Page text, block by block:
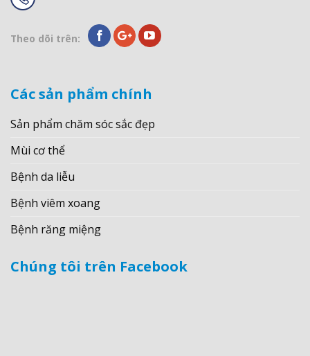
Theo dõi trên:
Các sản phẩm chính
Sản phẩm chăm sóc sắc đẹp
Mùi cơ thể
Bệnh da liễu
Bệnh viêm xoang
Bệnh răng miệng
Chúng tôi trên Facebook